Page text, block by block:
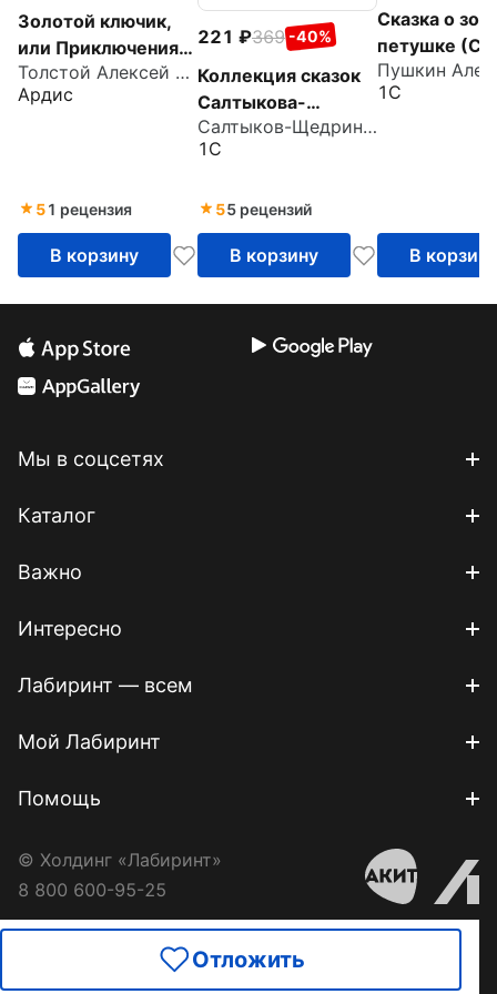
Отложить
Золотой ключик,
или Приключения
Буратино (CDmp3)
Толстой Алексей Николаевич
Ардис
51 рецензия
В корзину
221 369 -40%
Коллекция сказок
Салтыкова-
Щедрина (CDmp3)Салтыков-Щедрин Михаил Евграфович
1С
55 рецензий
В корзину
Сказка о
петушке
1С
В корзину
Мы в соцсетях
Каталог
Важно
Интересно
Лабиринт — всем
Мой Лабиринт
Помощь
© Холдинг «Лабиринт»
8 800 600-95-25